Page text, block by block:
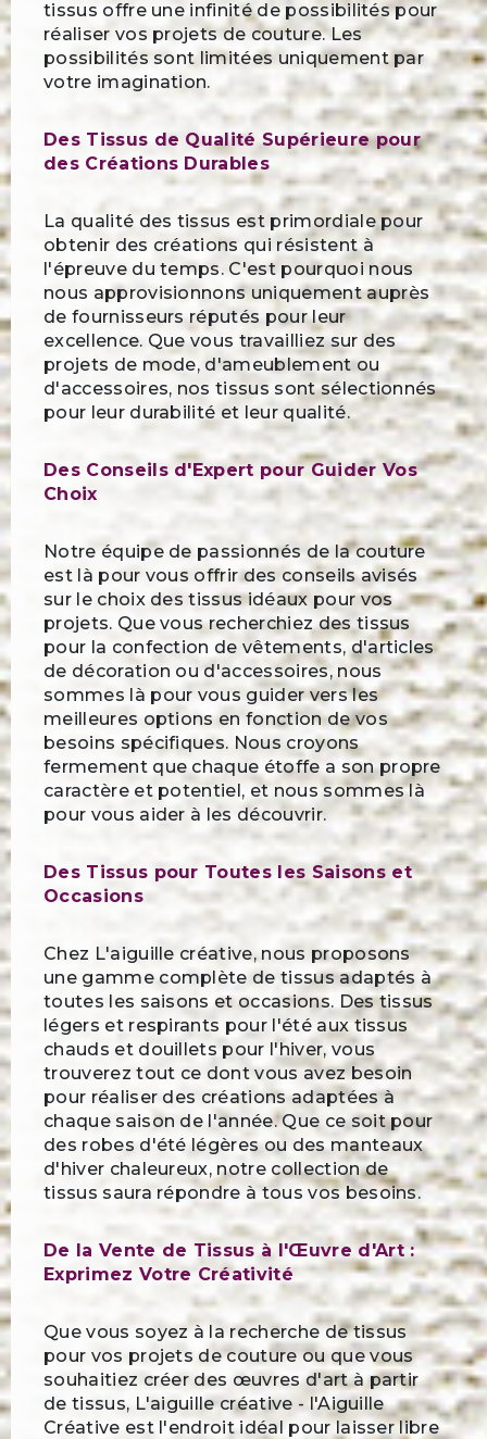
tissus offre une infinité de possibilités pour
réaliser vos projets de couture. Les
possibilités sont limitées uniquement par
votre imagination.
Des Tissus de Qualité Supérieure pour
des Créations Durables
La qualité des tissus est primordiale pour
obtenir des créations qui résistent à
l'épreuve du temps. C'est pourquoi nous
nous approvisionnons uniquement auprès
de fournisseurs réputés pour leur
excellence. Que vous travailliez sur des
projets de mode, d'ameublement ou
d'accessoires, nos tissus sont sélectionnés
pour leur durabilité et leur qualité.
Des Conseils d'Expert pour Guider Vos
Choix
Notre équipe de passionnés de la couture
est là pour vous offrir des conseils avisés
sur le choix des tissus idéaux pour vos
projets. Que vous recherchiez des tissus
pour la confection de vêtements, d'articles
de décoration ou d'accessoires, nous
sommes là pour vous guider vers les
meilleures options en fonction de vos
besoins spécifiques. Nous croyons
fermement que chaque étoffe a son propre
caractère et potentiel, et nous sommes là
pour vous aider à les découvrir.
Des Tissus pour Toutes les Saisons et
Occasions
Chez L'aiguille créative, nous proposons
une gamme complète de tissus adaptés à
toutes les saisons et occasions. Des tissus
légers et respirants pour l'été aux tissus
chauds et douillets pour l'hiver, vous
trouverez tout ce dont vous avez besoin
pour réaliser des créations adaptées à
chaque saison de l'année. Que ce soit pour
des robes d'été légères ou des manteaux
d'hiver chaleureux, notre collection de
tissus saura répondre à tous vos besoins.
De la Vente de Tissus à l'Œuvre d'Art :
Exprimez Votre Créativité
Que vous soyez à la recherche de tissus
pour vos projets de couture ou que vous
souhaitiez créer des œuvres d'art à partir
de tissus, L'aiguille créative - l'Aiguille
Créative est l'endroit idéal pour laisser libre